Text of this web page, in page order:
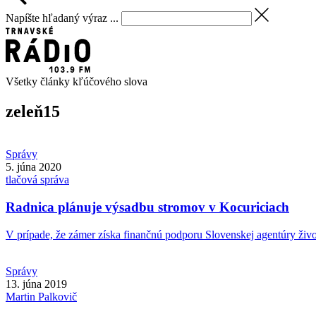
Napíšte hľadaný výraz ...
Všetky články kľúčového slova
zeleň15
Správy
5. júna 2020
tlačová správa
Radnica plánuje výsadbu stromov v Kocuriciach
V prípade, že zámer získa finančnú podporu Slovenskej agentúry
Správy
13. júna 2019
Martin Palkovič